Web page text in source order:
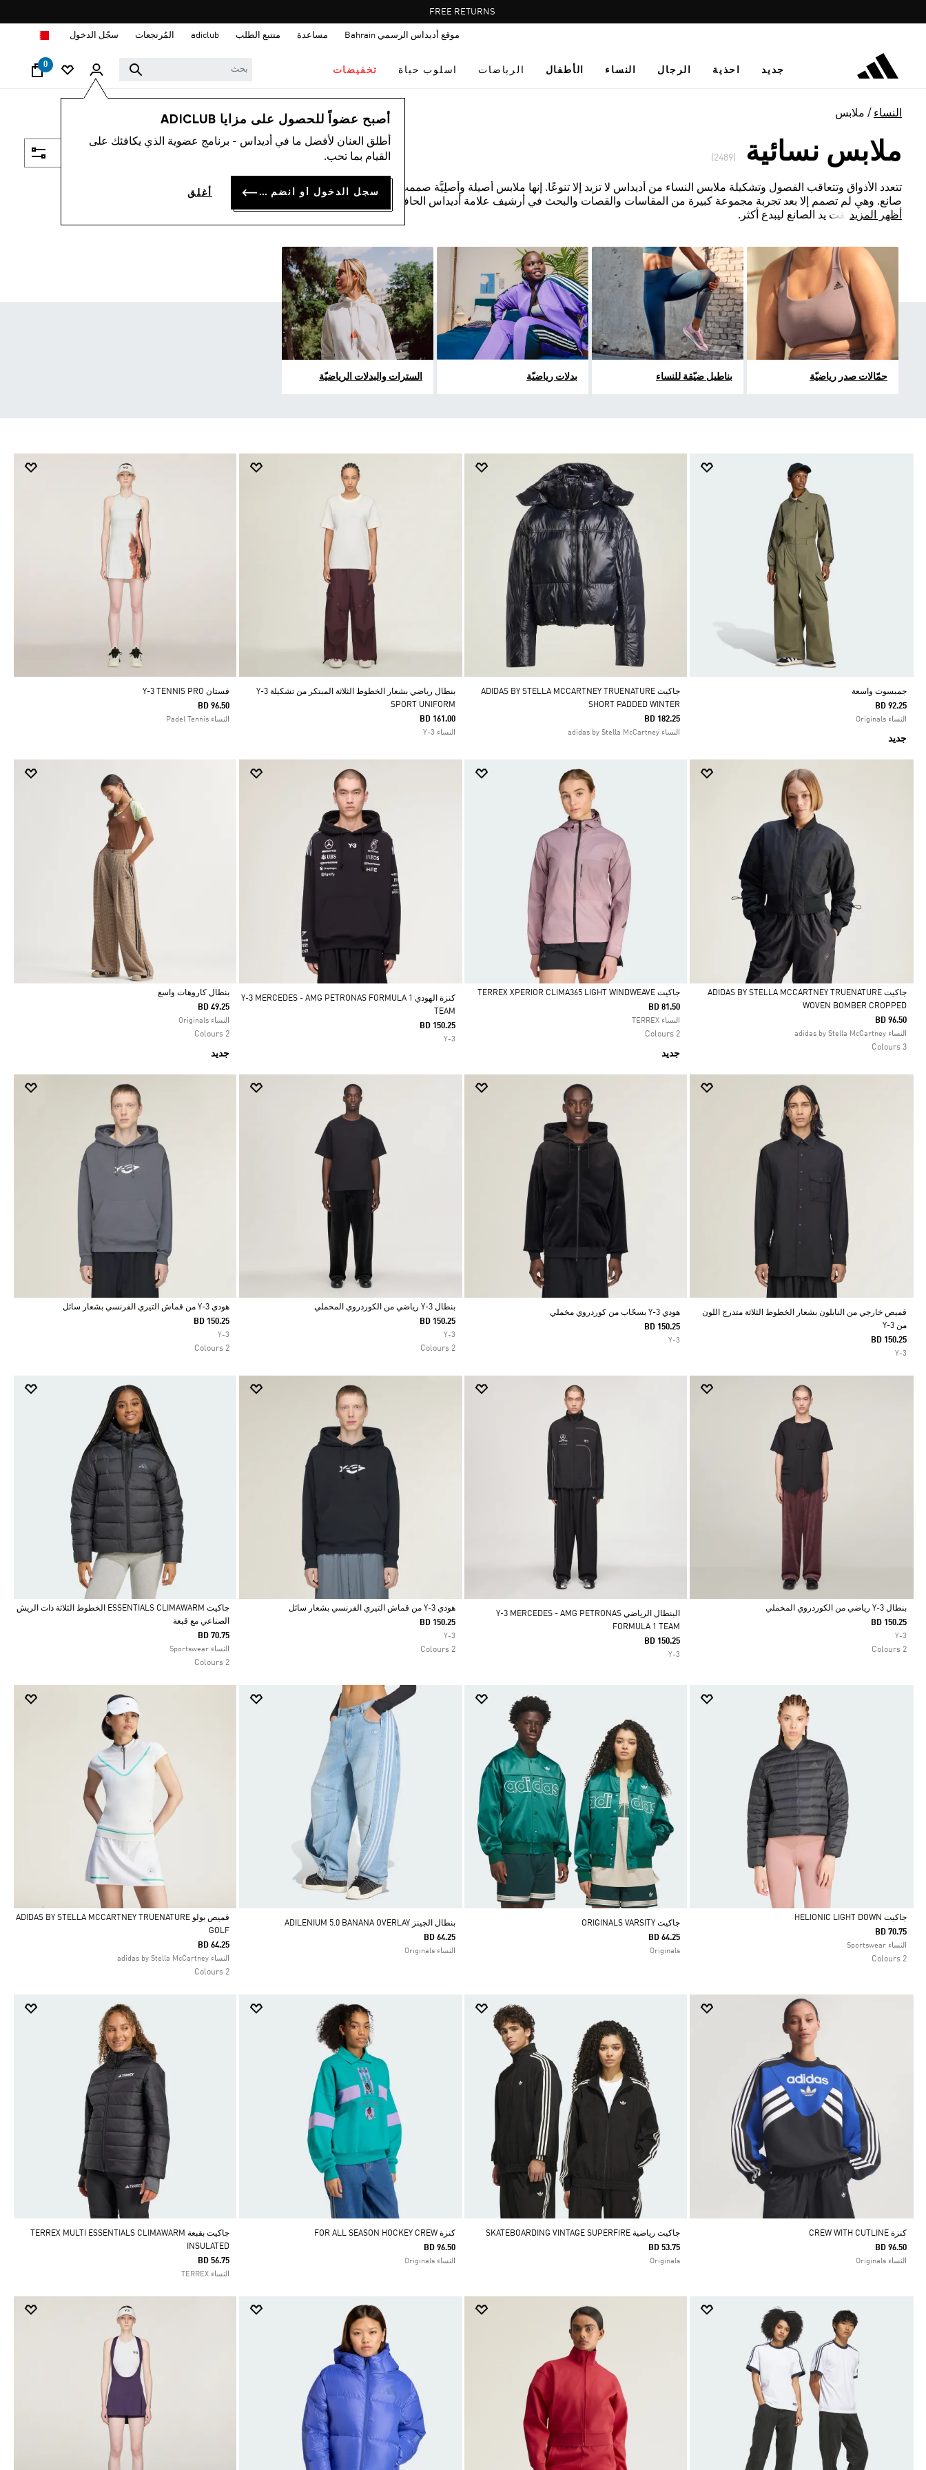
Pause
promotion
FREE RETURNS
موقع أديداس الرسمي Bahrain مساعدة متتبع الطلب adiclub المُرتجعات سجّل الدخول
جديد احذية الرجال النساء الأطفال الرياضات اسلوب حياة تخفيضات
0
أصبح عضواً للحصول على مزايا ADICLUB
أطلق العنان لأفضل ما في أديداس - برنامج عضوية الذي يكافئك على
القيام بما تحب.
سجل الدخول أو انضم الآن أغلق
النساء ملابس
ملابس نسائية
تتعدد الأذواق وتتعاقب الفصول وتشكيلة ملابس النساء من أديداس لا تزيد إلا تنوعًا. إنها ملابس أصيلة وأصلِيَّة صممت لكيلا يقلدها أي
صانع. وهي لم تصمم إلا بعد تجربة مجموعة كبيرة من المقاسات والقصات والبحث في أرشيف علامة أديداس الحافل. المواد
المعتمدة أطلقت يد الصانع ليبدع أكثر.
أظهر المزيد
حمّالات صدر رياضيّة بناطيل ضيّقة للنساء بدلات رياضيّة السترات والبدلات الرياضيّة
جمبسوت واسعة
BD 92.25
النساء Originals
جديد
جاكيت ADIDAS BY STELLA MCCARTNEY TRUENATURE
SHORT PADDED WINTER
BD 182.25
النساء adidas by Stella McCartney
بنطال رياضي بشعار الخطوط الثلاثة المبتكر من تشكيلة Y-3
SPORT UNIFORM
BD 161.00
النساء Y-3
فستان Y-3 TENNIS PRO
BD 96.50
النساء Padel Tennis
Selected
جاكيت ADIDAS BY STELLA MCCARTNEY TRUENATURE
WOVEN BOMBER CROPPED
BD 96.50
النساء adidas by Stella McCartney
3 Colours
Selected
جاكيت TERREX XPERIOR CLIMA365 LIGHT WINDWEAVE
BD 81.50
النساء TERREX
2 Colours
جديد
كنزة الهودي Y-3 MERCEDES - AMG PETRONAS FORMULA 1
TEAM
BD 150.25
Y-3
Selected
بنطال كاروهات واسع
BD 49.25
النساء Originals
2 Colours
جديد
قميص خارجي من النايلون بشعار الخطوط الثلاثة متدرج اللون
من Y-3
BD 150.25
Y-3
هودي Y-3 بسحّاب من كوردروي مخملي
BD 150.25
Y-3
Selected
بنطال Y-3 رياضي من الكوردروي المخملي
BD 150.25
Y-3
2 Colours
Selected
هودي Y-3 من قماش التيري الفرنسي بشعار سائل
BD 150.25
Y-3
2 Colours
Selected
بنطال Y-3 رياضي من الكوردروي المخملي
BD 150.25
Y-3
2 Colours
البنطال الرياضي Y-3 MERCEDES - AMG PETRONAS
FORMULA 1 TEAM
BD 150.25
Y-3
Selected
هودي Y-3 من قماش التيري الفرنسي بشعار سائل
BD 150.25
Y-3
2 Colours
Selected
جاكيت ESSENTIALS CLIMAWARM الخطوط الثلاثة ذات الريش
الصناعي مع قبعة
BD 70.75
النساء Sportswear
2 Colours
Selected
جاكيت HELIONIC LIGHT DOWN
BD 70.75
النساء Sportswear
2 Colours
جاكيت ORIGINALS VARSITY
BD 64.25
Originals
بنطال الجينز ADILENIUM 5.0 BANANA OVERLAY
BD 64.25
النساء Originals
Selected
قميص بولو ADIDAS BY STELLA MCCARTNEY TRUENATURE
GOLF
BD 64.25
النساء adidas by Stella McCartney
2 Colours
كنزة CREW WITH CUTLINE
BD 96.50
النساء Originals
جاكيت رياضية SKATEBOARDING VINTAGE SUPERFIRE
BD 53.75
Originals
كنزة FOR ALL SEASON HOCKEY CREW
BD 96.50
النساء Originals
جاكيت بقبعة TERREX MULTI ESSENTIALS CLIMAWARM
INSULATED
BD 56.75
النساء TERREX